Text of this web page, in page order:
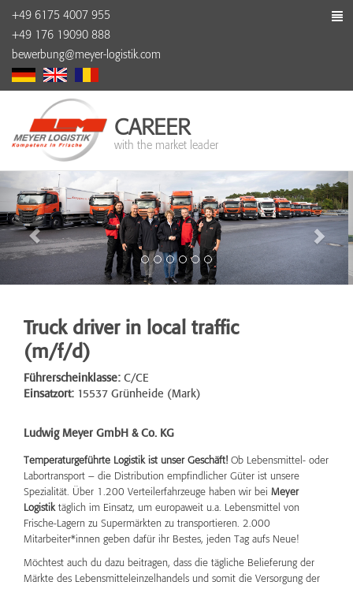
+49 6175 4007 955
+49 176 19090 888
bewerbung@meyer-logistik.com
CAREER
with the market leader
Truck driver in local traffic
(m/f/d)
Führerscheinklasse: C/CE
Einsatzort: 15537 Grünheide (Mark)
Ludwig Meyer GmbH & Co. KG
Temperaturgeführte Logistik ist unser Geschäft! Ob Lebensmittel- oder
Labortransport – die Distribution empfindlicher Güter ist unsere
Spezialität. Über 1.200 Verteilerfahrzeuge haben wir bei Meyer
Logistiktäglich im Einsatz, um europaweit u.a. Lebensmittel von
Frische-Lagern zu Supermärkten zu transportieren. 2.000
Mitarbeiter*innen geben dafür ihr Bestes, jeden Tag aufs Neue!
Möchtest auch du dazu beitragen, dass die tägliche Belieferung der
Märkte des Lebensmitteleinzelhandels und somit die Versorgung der